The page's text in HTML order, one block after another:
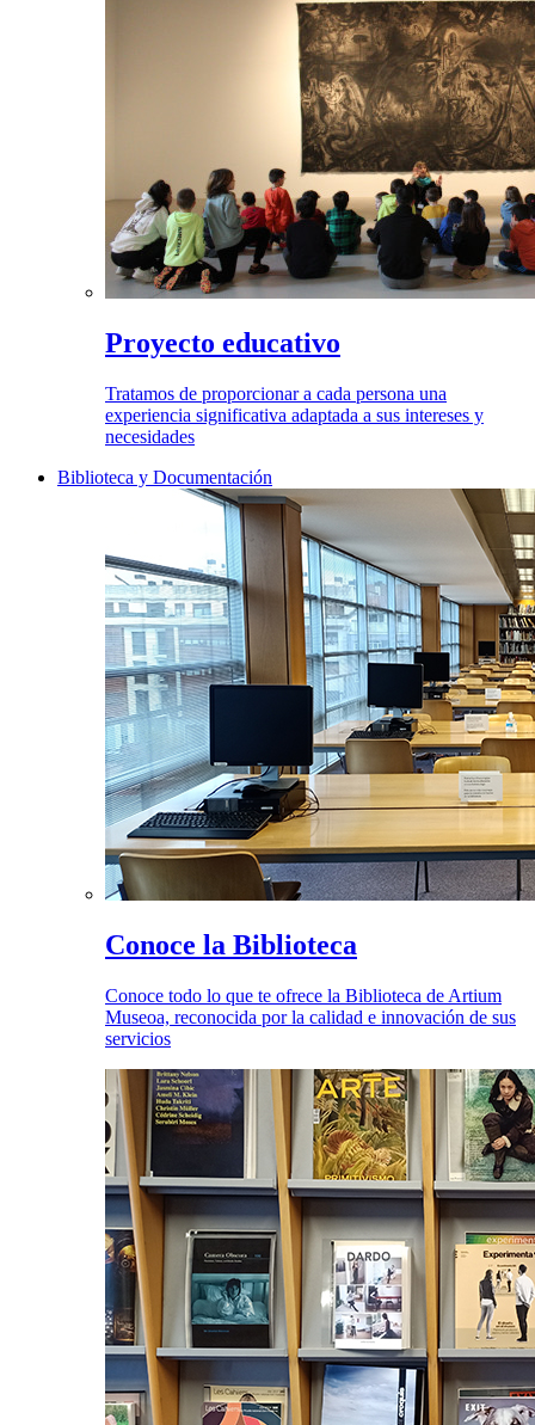
Proyecto educativo
Tratamos de proporcionar a cada persona una
experiencia significativa adaptada a sus intereses y
necesidades
Biblioteca y Documentación
Conoce la Biblioteca
Conoce todo lo que te ofrece la Biblioteca de Artium
Museoa, reconocida por la calidad e innovación de sus
servicios